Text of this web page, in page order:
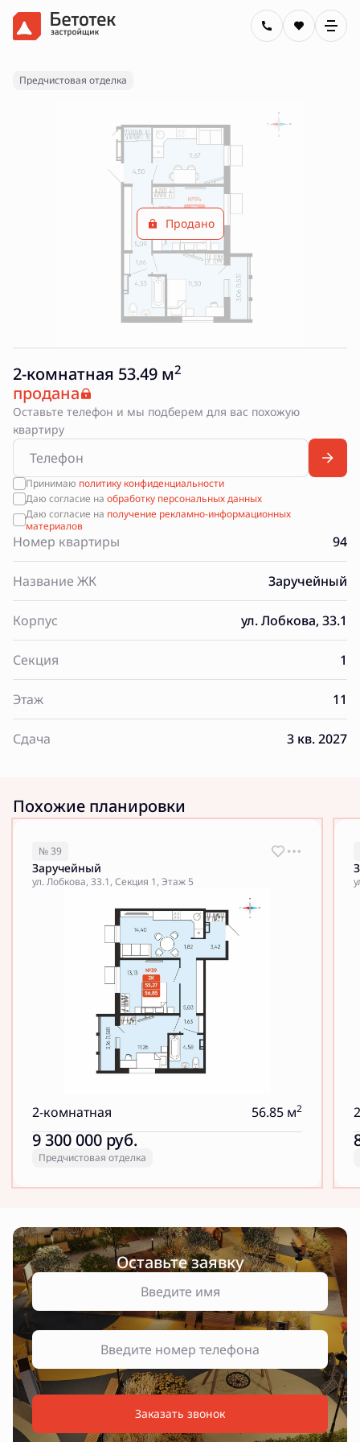
2-комнатная53.49 м Цена по запросу
Ипотекаот 35 005 руб.
Предчистовая отделка
Продано
2-комнатная 53.49 м2
продана
Оставьте телефон и мы подберем для вас похожую
квартиру
Принимаю политику конфиденциальности
Даю согласие на обработку персональных данных
Даю согласие на получение рекламно-информационных
материалов
Номер квартиры 94
Название ЖК Заручейный
Корпус ул. Лобкова, 33.1
Секция 1
Этаж 11
Сдача 3 кв. 2027
Похожие планировки
№ 39
Заручейный
ул. Лобкова, 33.1, Секция 1, Этаж 5
2-комнатная 56.85 м2
9 300 000руб.
Предчистовая отделка
Оставьте заявку
Заказать звонок